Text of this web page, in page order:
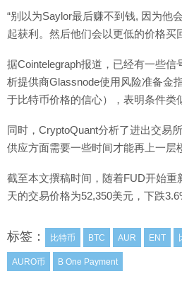
“别以为Saylor最后赚不到钱, 因为他
起获利。然后他们会以更低的价格买
据Cointelegraph报道，已经有一些信
析提供商Glassnode使用风险准备金
于比特币价格的信心），表明条件类
同时，CryptoQuant分析了进出交易
供应方面需要一些时间才能再上一层
截至本文撰稿时间，随着FUD开始重
天的交易价格为52,350美元，下跌
标签： 比特币 BTC AUR ENT
AURO币 B One Payment